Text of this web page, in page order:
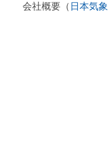
会社概要（ 日本気